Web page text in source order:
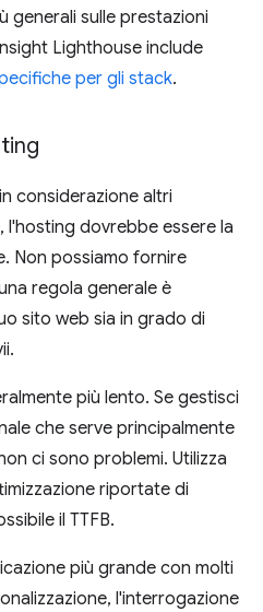
generali sulle prestazioni
Lighthouse include
per gli stack.
considerazione altri
dovrebbe essere la
Non possiamo fornire
regola generale è
sito web sia in grado di
più lento. Se gestisci
che serve principalmente
ci sono problemi. Utilizza
riportate di
il TTFB.
più grande con molti
l'interrogazione